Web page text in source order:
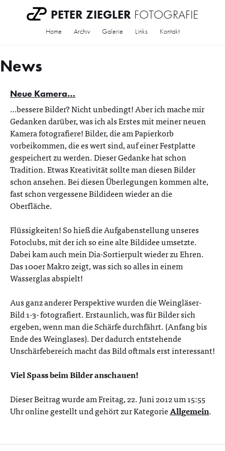
PETER ZIEGLER FOTOGRAFIE
Home Archiv Galerie Links Kontakt
News
Neue Kamera…
…bessere Bilder? Nicht unbedingt! Aber ich mache mir
Gedanken darüber, was ich als Erstes mit meiner neuen
Kamera fotografiere! Bilder, die am Papierkorb
vorbeikommen, die es wert sind, auf einer Festplatte
gespeichert zu werden. Dieser Gedanke hat schon
Tradition. Etwas Kreativität sollte man diesen Bilder
schon ansehen. Bei diesen Überlegungen kommen alte,
fast schon vergessene Bildideen wieder an die
Oberfläche.
Flüssigkeiten! So hieß die Aufgabenstellung unseres
Fotoclubs, mit der ich so eine alte Bildidee umsetzte.
Dabei kam auch mein Dia-Sortierpult wieder zu Ehren.
Das 100er Makro zeigt, was sich so alles in einem
Wasserglas abspielt!
Aus ganz anderer Perspektive wurden die Weingläser-
Bild 1-3- fotografiert. Erstaunlich, was für Bilder sich
ergeben, wenn man die Schärfe durchfährt. (Anfang bis
Ende des Weinglases). Der dadurch entstehende
Unschärfebereich macht das Bild oftmals erst interessant!
Viel Spass beim Bilder anschauen!
Dieser Beitrag wurde am Freitag, 22. Juni 2012 um 15:55
Uhr online gestellt und gehört zur KategorieAllgemein.